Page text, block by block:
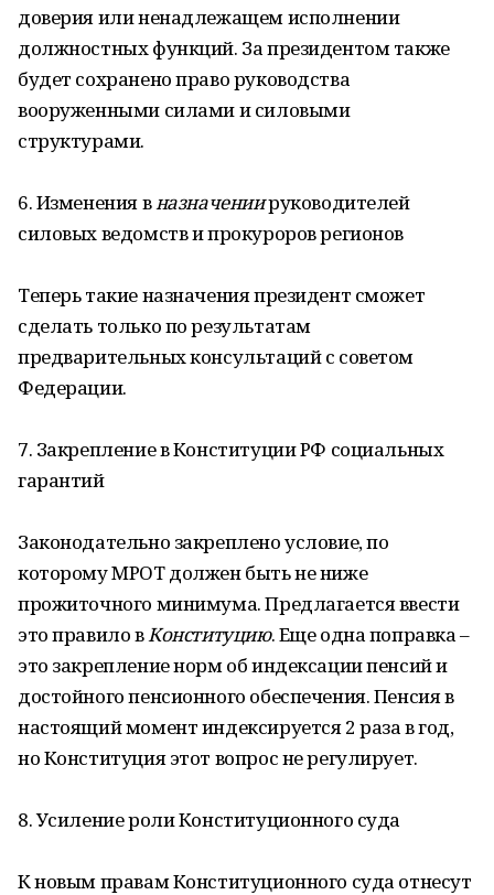
доверия или ненадлежащем исполнении
должностных функций. За президентом также
будет сохранено право руководства
вооруженными силами и силовыми
структурами.
6. Изменения вназначениируководителей
силовых ведомств и прокуроров регионов
Теперь такие назначения президент сможет
сделать только по результатам
предварительных консультаций с советом
Федерации.
7. Закрепление в Конституции РФ социальных
гарантий
Законодательно закреплено условие, по
которому МРОТ должен быть не ниже
прожиточного минимума. Предлагается ввести
это правило вКонституцию. Еще одна поправка –
это закрепление норм об индексации пенсий и
достойного пенсионного обеспечения. Пенсия в
настоящий момент индексируется 2 раза в год,
но Конституция этот вопрос не регулирует.
8. Усиление роли Конституционного суда
К новым правам Конституционного суда отнесут